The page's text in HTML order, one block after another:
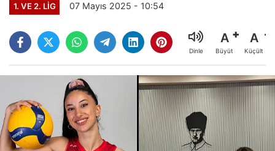
1. VE 2. LIG 07 Mayıs 2025 - 10:54
Dinle
A
Büyüt
A
Küçült